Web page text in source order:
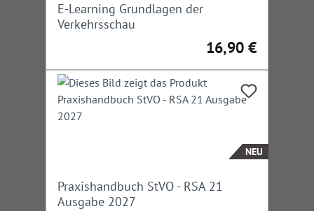
E-Learning Grundlagen der
Verkehrsschau
Regulärer Preis:
16,90 €
NEU
Praxishandbuch StVO - RSA 21
Ausgabe 2027